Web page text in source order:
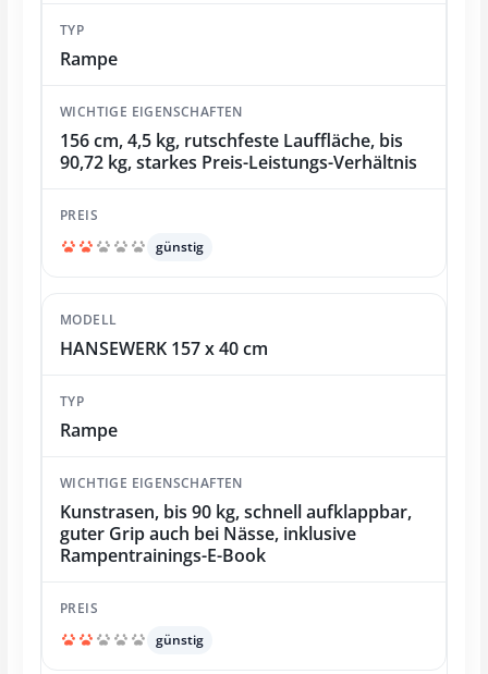
Rampe
156 cm, 4,5 kg, rutschfeste Lauffläche, bis
90,72 kg, starkes Preis-Leistungs-Verhältnis
günstig
HANSEWERK 157 x 40 cm
Rampe
Kunstrasen, bis 90 kg, schnell aufklappbar,
guter Grip auch bei Nässe, inklusive
Rampentrainings-E-Book
günstig